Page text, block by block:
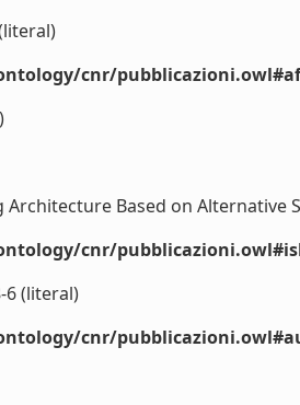
cnr/
Architecture Based on Alternative
cnr/
6 (literal)
cnr/